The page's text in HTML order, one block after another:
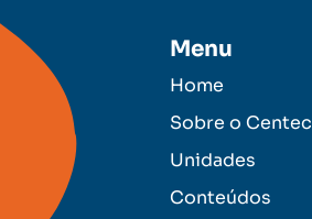
Menu
Home
Sobre o Centec
Unidades
Conteúdos